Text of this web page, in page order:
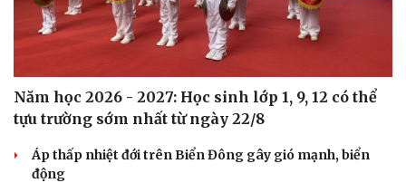
check-in
Cửa sổ tình yêu
Kể chuyện cho bé
Hạt giống tâm hồn
Năm học 2026 - 2027: Học sinh lớp 1, 9, 12 có thể
tựu trường sớm nhất từ ngày 22/8
Áp thấp nhiệt đới trên Biển Đông gây gió mạnh, biển
động